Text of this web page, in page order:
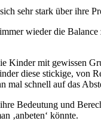
sehr stark über ihre
wieder die
Kinder mit gewissen
diese stickige, von
mal schnell auf das
Bedeutung und
‚anbeten‘ könnte.